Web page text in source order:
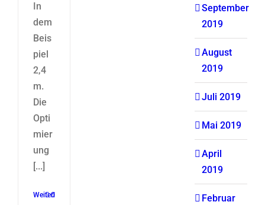
In
dem
Beis
piel
2,4
m.
Die
Opti
mier
ung
[...]
Weiterlesen
0
September
2019
August
2019
Juli 2019
Mai 2019
April
2019
Februar